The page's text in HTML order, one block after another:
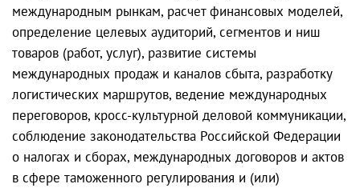
международным рынкам, расчет финансовых моделей,
определение целевых аудиторий, сегментов и ниш
товаров (работ, услуг), развитие системы
международных продаж и каналов сбыта, разработку
логистических маршрутов, ведение международных
переговоров, кросс-культурной деловой коммуникации,
соблюдение законодательства Российской Федерации
о налогах и сборах, международных договоров и актов
в сфере таможенного регулирования и (или)